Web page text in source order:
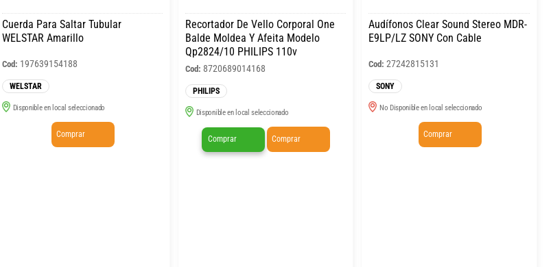
Cuerda Para Saltar Tubular
WELSTAR Amarillo
Cod: 197639154188
WELSTAR
Disponible en local seleccionado
Comprar
Recortador De Vello Corporal One
Balde Moldea Y Afeita Modelo
Qp2824/10 PHILIPS 110v
Cod: 8720689014168
PHILIPS
Disponible en local seleccionado
Comprar Comprar
Audífonos Clear Sound Stereo MDR-
E9LP/LZ SONY Con Cable
Cod: 27242815131
SONY
No Disponible en local seleccionado
Comprar